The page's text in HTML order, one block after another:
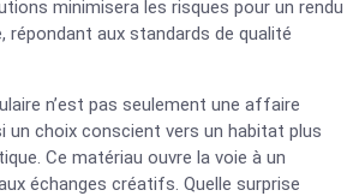
minimisera les risques pour un rendu
répondant aux standards de qualité
n’est pas seulement une affaire
un choix conscient vers un habitat plus
Ce matériau ouvre la voie à un
échanges créatifs. Quelle surprise